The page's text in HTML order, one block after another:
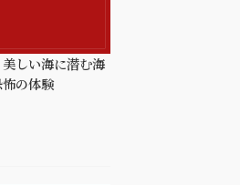
しい海に潜む海
の体験